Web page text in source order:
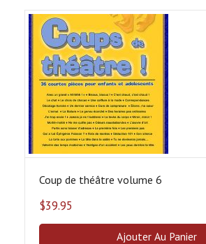
Coup de théâtre volume 6
$39.95
Ajouter Au Panier